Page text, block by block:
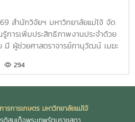
าจารย์ ดร.สราวุธ พลวงษ์ศรี หัวหน้า
สำนักวิจัยฯ มหาวิทยาลัยแม่โจ้ จัด
การเพิ่มประสิทธิภาพงานประจำด้วย
มี ผู้ช่วยศาสตราจารย์ภานุวัฒน์ เมฆะ
ลกเปลี่ยนเรียนรู้การจัดทำหนังสือ
าร โดยมี นายสมยศ มีสุข ผู้อำนวย
นางสุรีย์พร กิตติพิทยาพงศ์ หัวหน้างาน
งสาวเกศณี จิตรัตน์ รักษาการใน
294
ารการเกษตร มหาวิทยาลัยแม่โจ้